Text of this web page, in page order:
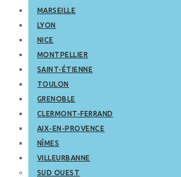
MARSEILLE
LYON
NICE
MONTPELLIER
SAINT-ÉTIENNE
TOULON
GRENOBLE
CLERMONT-FERRAND
AIX-EN-PROVENCE
NÎMES
VILLEURBANNE
SUD OUEST